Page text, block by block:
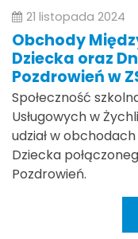
21 listopada 2024
Obchody
Dziecka oraz
Pozdrowień w
Społeczność
Usługowych w
udział w
Dziecka
Pozdrowień.